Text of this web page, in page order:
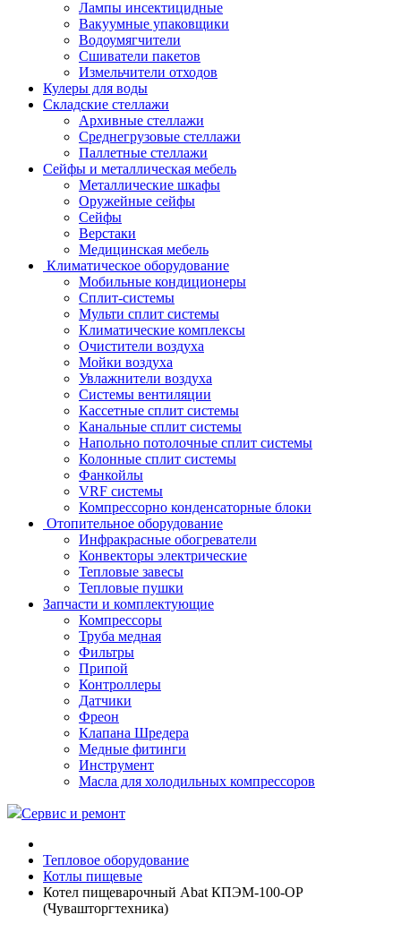
Лампы инсектицидные
Вакуумные упаковщики
Водоумягчители
Сшиватели пакетов
Измельчители отходов
Кулеры для воды
Складские стеллажи
Архивные стеллажи
Среднегрузовые стеллажи
Паллетные стеллажи
Сейфы и металлическая мебель
Металлические шкафы
Оружейные сейфы
Сейфы
Верстаки
Медицинская мебель
Климатическое оборудование
Мобильные кондиционеры
Сплит-системы
Мульти сплит системы
Климатические комплексы
Очистители воздуха
Мойки воздуха
Увлажнители воздуха
Системы вентиляции
Кассетные сплит системы
Канальные сплит системы
Напольно потолочные сплит системы
Колонные сплит системы
Фанкойлы
VRF системы
Компрессорно конденсаторные блоки
Отопительное оборудование
Инфракрасные обогреватели
Конвекторы электрические
Тепловые завесы
Тепловые пушки
Запчасти и комплектующие
Компрессоры
Труба медная
Фильтры
Припой
Контроллеры
Датчики
Фреон
Клапана Шредера
Медные фитинги
Инструмент
Масла для холодильных компрессоров
Сервис и ремонт
Тепловое оборудование
Котлы пищевые
Котел пищеварочный Abat КПЭМ-100-ОР
(Чувашторгтехника)